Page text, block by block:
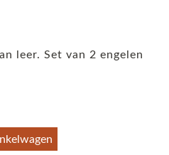
leer. Set van 2 engelen